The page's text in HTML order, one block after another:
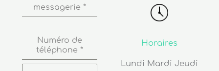
messagerie *
Numéro de
téléphone *
Horaires
Lundi Mardi Jeudi